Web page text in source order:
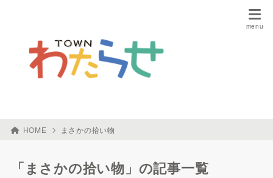
HOME まさかの拾い物
「まさかの拾い物」の記事一覧